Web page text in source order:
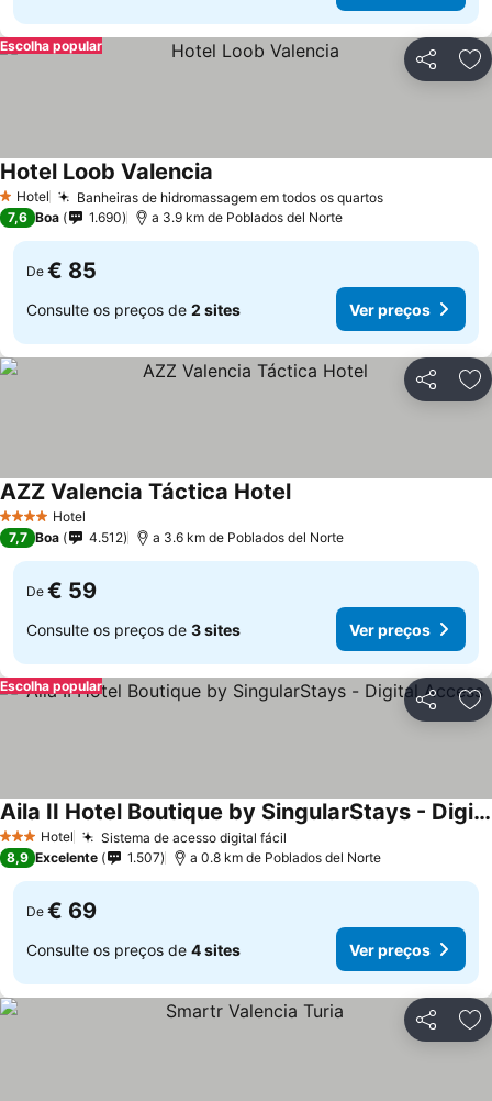
Partilhar
Escolha popular
1 Estrelas
Hotel Banheiras de hidromassagem em todos os quartos
Hotel Loob Valencia
7,6 Boa 1.690 a 3.9 km de Poblados del Norte
De € 85
Consulte os preços de 2 sites Ver preços
Partilhar
4 EstrelasHotel
AZZ Valencia Táctica Hotel
7,7 Boa 4.512 a 3.6 km de Poblados del Norte
De € 59
Consulte os preços de 3 sites Ver preços
Partilhar
Escolha popular
3 EstrelasHotel Sistema de acesso digital fácil
Aila II Hotel Boutique by SingularStays - Digital Access
8,9 Excelente 1.507 a 0.8 km de Poblados del Norte
De € 69
Consulte os preços de 4 sites Ver preços
Partilhar